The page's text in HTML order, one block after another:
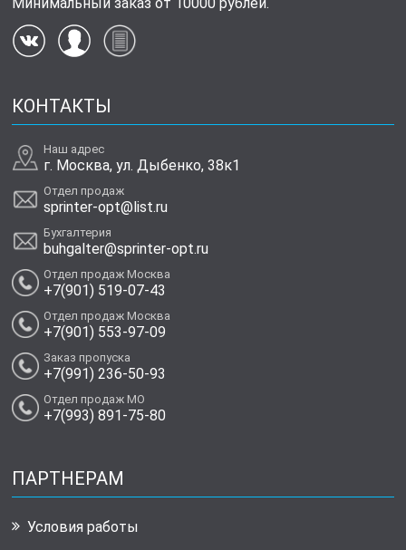
КОНТАКТЫ
Наш адрес
г. Москва, ул. Дыбенко, 38к1
Отдел продаж
sprinter-opt@list.ru
Бухгалтерия
buhgalter@sprinter-opt.ru
Отдел продаж Москва
+7(901) 519-07-43
Отдел продаж Москва
+7(901) 553-97-09
Заказ пропуска
+7(991) 236-50-93
Отдел продаж МО
+7(993) 891-75-80
ПАРТНЕРАМ
Условия работы